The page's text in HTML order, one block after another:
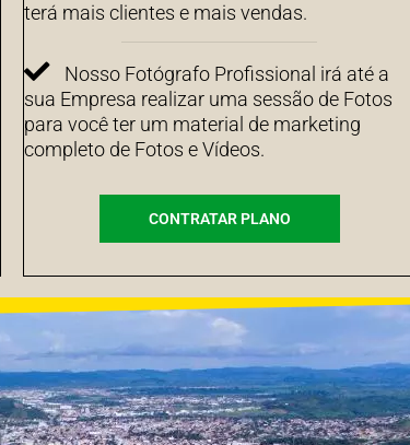
terá mais clientes e mais vendas.
Nosso Fotógrafo Profissional irá até a
sua Empresa realizar uma sessão de Fotos
para você ter um material de marketing
completo de Fotos e Vídeos.
CONTRATAR PLANO